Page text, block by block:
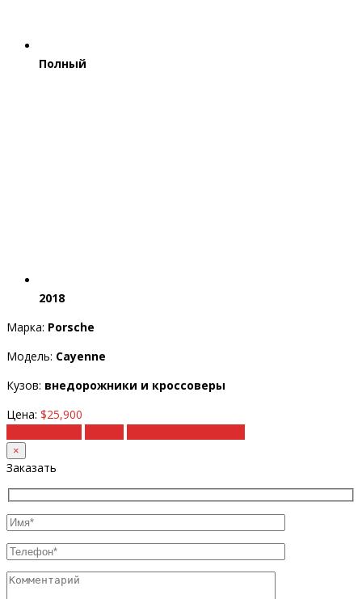
Полный
2018
Марка: Porsche
Модель: Cayenne
Кузов: внедорожники и кроссоверы
Цена: $25,900
×
Заказать